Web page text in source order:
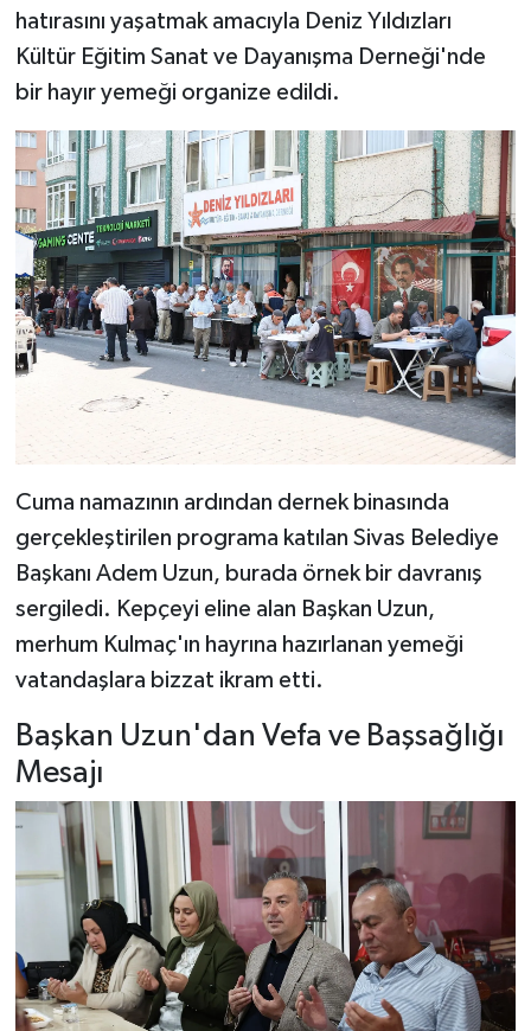
hatırasını yaşatmak amacıyla Deniz Yıldızları
Kültür Eğitim Sanat ve Dayanışma Derneği'nde
bir hayır yemeği organize edildi.
Cuma namazının ardından dernek binasında
gerçekleştirilen programa katılan Sivas Belediye
Başkanı Adem Uzun, burada örnek bir davranış
sergiledi. Kepçeyi eline alan Başkan Uzun,
merhum Kulmaç'ın hayrına hazırlanan yemeği
vatandaşlara bizzat ikram etti.
Başkan Uzun'dan Vefa ve Başsağlığı
Mesajı